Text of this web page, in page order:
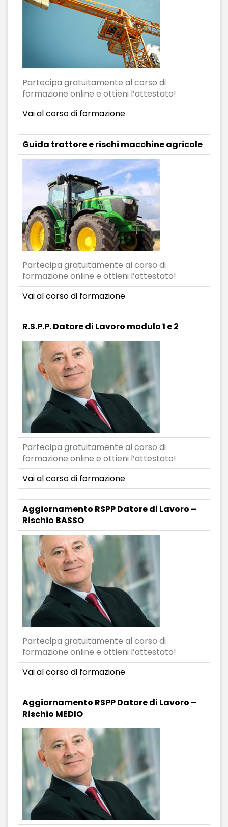
Partecipa gratuitamente al corso di
formazione online e ottieni l’attestato!
Vai al corso di formazione
Guida trattore e rischi macchine agricole
Partecipa gratuitamente al corso di
formazione online e ottieni l’attestato!
Vai al corso di formazione
R.S.P.P. Datore di Lavoro modulo 1 e 2
Partecipa gratuitamente al corso di
formazione online e ottieni l’attestato!
Vai al corso di formazione
Aggiornamento RSPP Datore di Lavoro –
Rischio BASSO
Partecipa gratuitamente al corso di
formazione online e ottieni l’attestato!
Vai al corso di formazione
Aggiornamento RSPP Datore di Lavoro –
Rischio MEDIO